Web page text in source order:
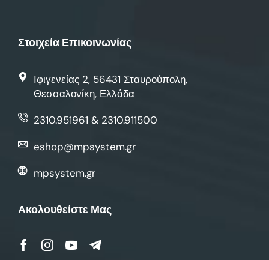
Στοιχεία Επικοινωνίας
Ιφιγενείας 2, 56431 Σταυρούπολη,
Θεσσαλονίκη, Ελλάδα
2310.951961 & 2310.911500
eshop@mpsystem.gr
mpsystem.gr
Ακολουθείστε Μας